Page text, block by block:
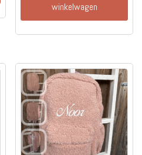
winkelwagen